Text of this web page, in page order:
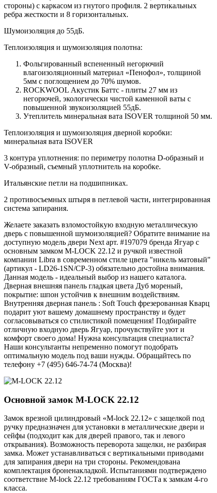
стороны) c каркасом из гнутого профиля. 2 вертикальных
ребра жесткости и 8 горизонтальных.
Шумоизоляция до 55дБ.
Теплоизоляция и шумоизоляция полотна:
Фольгированный вспененный негорючий
влагоизоляционный материал «Пенофол», толщиной
5мм с поглощением до 70% шумов.
ROCKWOOL Акустик Баттс - плиты 27 мм из
негорючей, экологически чистой каменной ваты с
повышенной звукоизоляцией 55дБ.
Утеплитель минеральная вата ISOVER толщиной 50 мм.
Теплоизоляция и шумоизоляция дверной коробки:
минеральная вата ISOVER
3 контура уплотнения: по периметру полотна D-образный и
V-образный, съемный уплотнитель на коробке.
Итальянские петли на подшипниках.
2 противосъемных штыря в петлевой части, интегрированная
система запирания.
Желаете заказать взломостойкую входную металлическую
дверь с повышенной шумоизоляцией? Обратите внимание на
доступную модель двери Next арт. #197079 бренда Ягуар с
основным замком M-LOCK 22.12 и ручкой известной
компании Libra в современном стиле цвета "никель матовый"
(артикул - LD26-1SN/CP-3) обязательно достойна внимания.
Данная модель - идеальный выбор из нашего каталога.
Дверная внешняя панель гладкая цвета Дуб мореный,
покрытие: шпон устойчив к внешним воздействиям.
Внутренняя дверная панель : Soft Touch фрезерованная Кварц
подарит уют вашему домашнему пространству и будет
согласовываться со стилистикой помещения! Подбирайте
отличную входную дверь Ягуар, прочувствуйте уют и
комфорт своего дома! Нужна консультация специалиста?
Наши консультанты непременно помогут подобрать
оптимальную модель под ваши нужды. Обращайтесь по
телефону +7 (495) 646-74-74 (Москва)!
Основной замок M-LOCK 22.12
Замок врезной цилиндровый «M-lock 22.12» с защелкой под
ручку предназначен для установки в металлические двери и
сейфы (подходит как для дверей правого, так и левого
открывания). Возможность переворота защелки, не разбирая
замка. Может устанавливаться с вертикальными приводами
для запирания двери на три стороны. Рекомендована
комплектация броненакладкой. Испытаниями подтверждено
соответствие M-lock 22.12 требованиям ГОСТа к замкам 4-го
класса.